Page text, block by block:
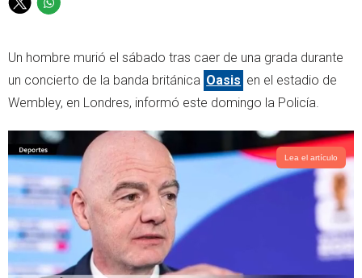
T
t
t
e
r
W
t
s
p
p
Un hombre murió el sábado tras caer de una grada durante
un concierto de la banda británica Oasis en el estadio de
Wembley, en Londres, informó este domingo la Policía.
Lea el artículo